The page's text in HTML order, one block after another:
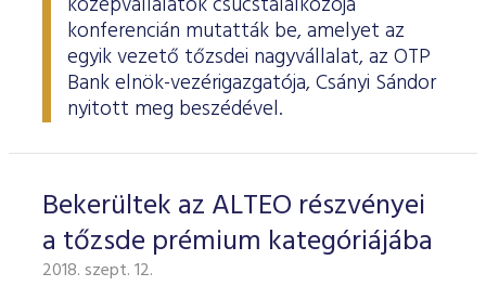
konferencián mutatták be, amelyet az
egyik vezető tőzsdei nagyvállalat, az OTP
Bank elnök-vezérigazgatója, Csányi Sándor
nyitott meg beszédével.
Bekerültek az ALTEO részvényei
a tőzsde prémium kategóriájába
2018. szept. 12.